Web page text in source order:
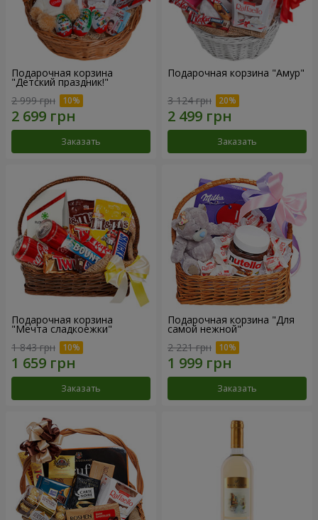
Подарочная корзина
"Детский праздник!"
2 999 грн
Заказать
Подарочная корзина "Амур"
3 124 грн
Заказать
Подарочная корзина
"Мечта сладкоежки"
1 843 грн
Заказать
Подарочная корзина "Для
самой нежной"
2 221 грн
Заказать